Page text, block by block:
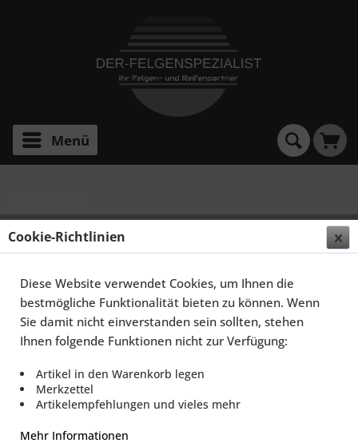
Menü
ELEGANCE WHEELS E 1 FF CONCAVE 9,5X22 5X108
ET38 HIGHGLOSS BLACK
Cookie-Richtlinien
Diese Website verwendet Cookies, um Ihnen die
bestmögliche Funktionalität bieten zu können. Wenn
Sie damit nicht einverstanden sein sollten, stehen
Ihnen folgende Funktionen nicht zur Verfügung:
Artikel in den Warenkorb legen
Merkzettel
Artikelempfehlungen und vieles mehr
Mehr Informationen